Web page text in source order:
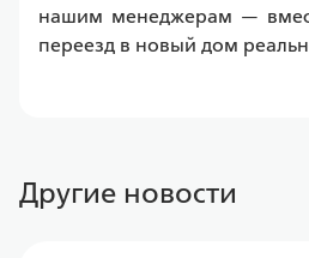
нашим менеджерам —
переезд в новый дом
Другие новости